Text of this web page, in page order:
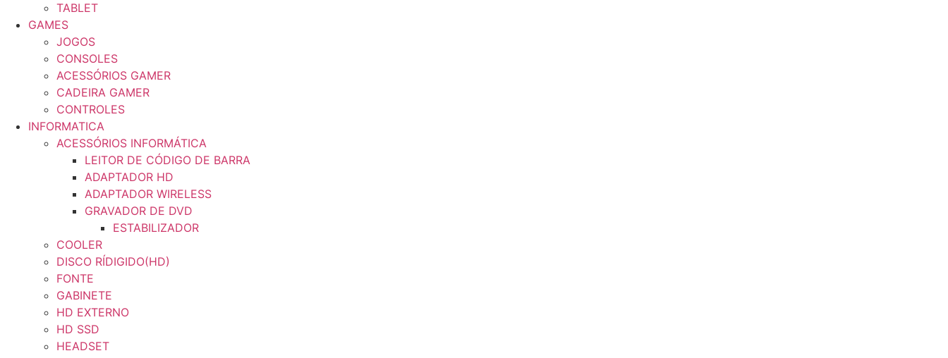
TABLET
GAMES
JOGOS
CONSOLES
ACESSÓRIOS GAMER
CADEIRA GAMER
CONTROLES
INFORMATICA
ACESSÓRIOS INFORMÁTICA
LEITOR DE CÓDIGO DE BARRA
ADAPTADOR HD
ADAPTADOR WIRELESS
GRAVADOR DE DVD
ESTABILIZADOR
COOLER
DISCO RÍDIGIDO(HD)
FONTE
GABINETE
HD EXTERNO
HD SSD
HEADSET